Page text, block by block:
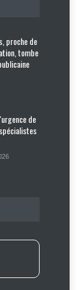
proche de
tombe
de
gangs
peur